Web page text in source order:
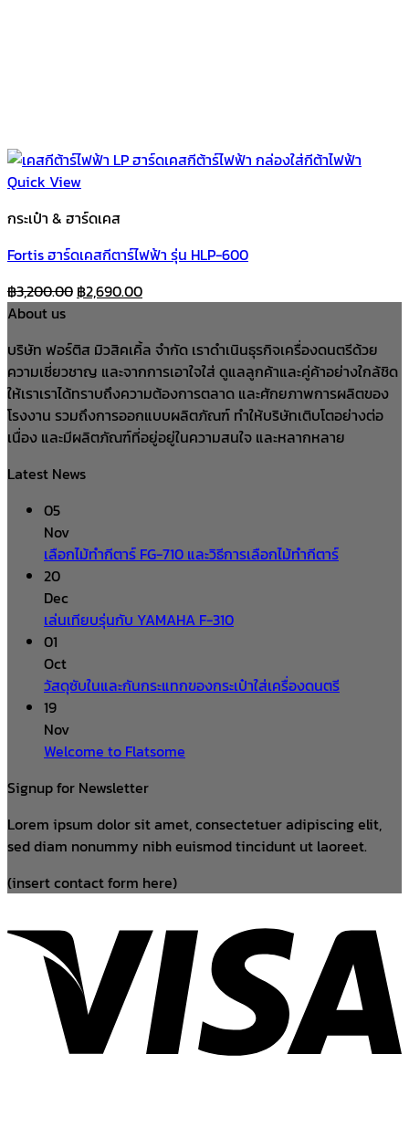
Quick View
กระเป๋า & ฮาร์ดเคส
Fortis ฮาร์ดเคสกีตาร์ไฟฟ้า รุ่น HLP-600
฿3,200.00 Original
฿3,200.00.
฿2,690.00Current
฿2,690.00.
About us
บริษัท ฟอร์ติส มิวสิคเคิ้ล จำกัด เราดำเนินธุรกิจเครื่องดนตรีด้วย
ความเชี่ยวชาญ และจากการเอาใจใส่ ดูแลลูกค้าและคู่ค้าอย่างใกล้ชิด
ให้เราเราได้ทราบถึงความต้องการตลาด และศักยภาพการผลิตของ
โรงงาน รวมถึงการออกแบบผลิตภัณฑ์ ทำให้บริษัทเติบโตอย่างต่อ
เนื่อง และมีผลิตภัณฑ์ที่อยู่อยู่ในความสนใจ และหลากหลาย
Latest News
05
Nov
เลือกไม้ทำกีตาร์ FG-710 และวิธีการเลือกไม้ทำกีตาร์
20
Dec
เล่นเทียบรุ่นกับ YAMAHA F-310
01
Oct
วัสดุซับในและกันกระแทกของกระเป๋าใส่เครื่องดนตรี
19
Nov
Welcome to Flatsome
Signup for Newsletter
Lorem ipsum dolor sit amet, consectetuer adipiscing elit,
sed diam nonummy nibh euismod tincidunt ut laoreet.
(insert contact form here)